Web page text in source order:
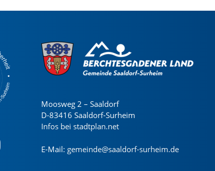
Moosweg 2 – Saaldorf
D-83416 Saaldorf-Surheim
Infos bei stadtplan.net
E-Mail: gemeinde@saaldorf-surheim.de